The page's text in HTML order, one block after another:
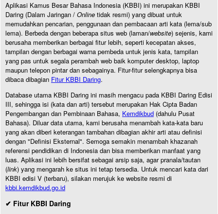
Aplikasi Kamus Besar Bahasa Indonesia (KBBI) ini merupakan KBBI
Daring (Dalam Jaringan / Online tidak resmi) yang dibuat untuk
memudahkan pencarian, penggunaan dan pembacaan arti kata (lema/sub
lema). Berbeda dengan beberapa situs web (laman/website) sejenis, kami
berusaha memberikan berbagai fitur lebih, seperti kecepatan akses,
tampilan dengan berbagai warna pembeda untuk jenis kata, tampilan
yang pas untuk segala perambah web baik komputer desktop, laptop
maupun telepon pintar dan sebagainya. Fitur-fitur selengkapnya bisa
dibaca dibagian Fitur KBBI Daring.
Database utama KBBI Daring ini masih mengacu pada KBBI Daring Edisi
III, sehingga isi (kata dan arti) tersebut merupakan Hak Cipta Badan
Pengembangan dan Pembinaan Bahasa, Kemdikbud (dahulu Pusat
Bahasa). Diluar data utama, kami berusaha menambah kata-kata baru
yang akan diberi keterangan tambahan dibagian akhir arti atau definisi
dengan "Definisi Eksternal". Semoga semakin menambah khazanah
referensi pendidikan di Indonesia dan bisa memberikan manfaat yang
luas. Aplikasi ini lebih bersifat sebagai arsip saja, agar pranala/tautan
(link) yang mengarah ke situs ini tetap tersedia. Untuk mencari kata dari
KBBI edisi V (terbaru), silakan merujuk ke website resmi di
kbbi.kemdikbud.go.id
✔ Fitur KBBI Daring